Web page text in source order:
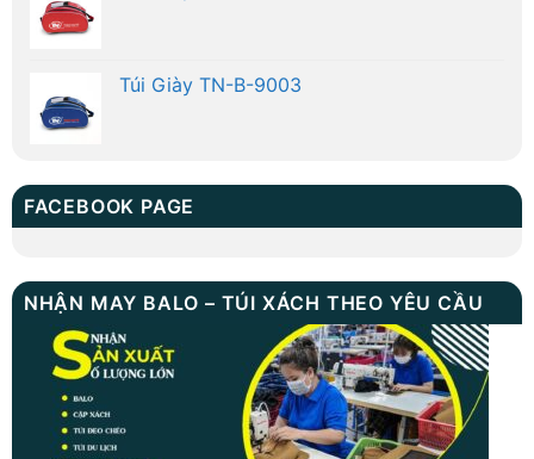
Túi Giày TN-B-9003
FACEBOOK PAGE
NHẬN MAY BALO – TÚI XÁCH THEO YÊU CẦU